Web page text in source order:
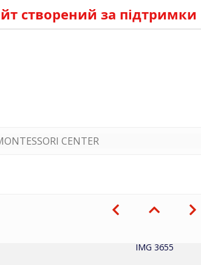
створений за підтримки
CENTER
IMG 3655